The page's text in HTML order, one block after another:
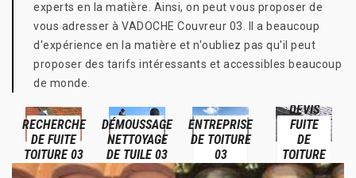
experts en la matière. Ainsi, on peut vous proposer de
vous adresser à VADOCHE Couvreur 03. Il a beaucoup
d'expérience en la matière et n'oubliez pas qu'il peut
proposer des tarifs intéressants et accessibles beaucoup
de monde.
RECHERCHE
DE FUITE
TOITURE 03
DÉMOUSSAGE
NETTOYAGE
DE TUILE 03
ENTREPRISE
DE TOITURE
03
DEVIS
FUITE
DE
TOITURE
03